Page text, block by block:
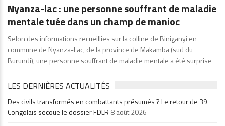
Nyanza-lac : une personne souffrant de maladie
mentale tuée dans un champ de manioc
Selon des informations recueillies sur la colline de Biniganyi en
commune de Nyanza-Lac, de la province de Makamba (sud du
Burundi), une personne souffrant de maladie mentale a été surprise
LES DERNIÈRES ACTUALITÉS
Des civils transformés en combattants présumés ? Le retour de 39
Congolais secoue le dossier FDLR 8 août 2026